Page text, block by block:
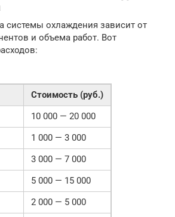
системы охлаждения зависит от
и объема работ. Вот
Стоимость (руб.)
10 000 — 20 000
1 000 — 3 000
3 000 — 7 000
5 000 — 15 000
2 000 — 5 000